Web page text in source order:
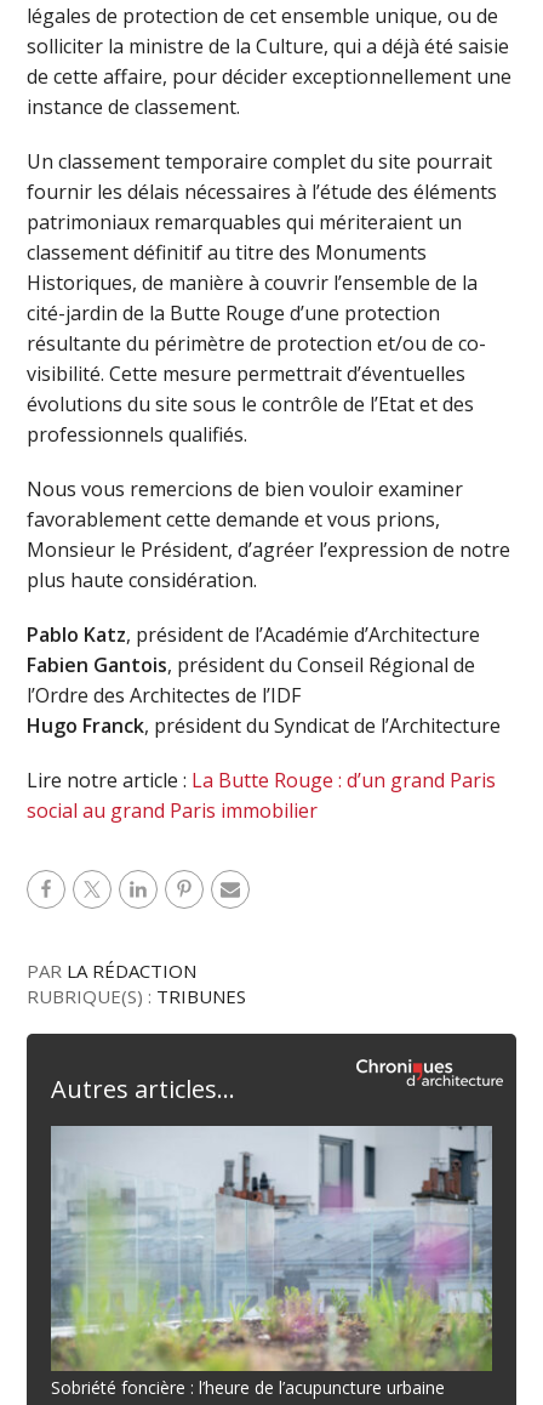
légales de protection de cet ensemble unique, ou de
solliciter la ministre de la Culture, qui a déjà été saisie
de cette affaire, pour décider exceptionnellement une
instance de classement.
Un classement temporaire complet du site pourrait
fournir les délais nécessaires à l’étude des éléments
patrimoniaux remarquables qui mériteraient un
classement définitif au titre des Monuments
Historiques, de manière à couvrir l’ensemble de la
cité-jardin de la Butte Rouge d’une protection
résultante du périmètre de protection et/ou de co-
visibilité. Cette mesure permettrait d’éventuelles
évolutions du site sous le contrôle de l’Etat et des
professionnels qualifiés.
Nous vous remercions de bien vouloir examiner
favorablement cette demande et vous prions,
Monsieur le Président, d’agréer l’expression de notre
plus haute considération.
Pablo Katz, président de l’Académie d’Architecture
Fabien Gantois, président du Conseil Régional de
l’Ordre des Architectes de l’IDF
Hugo Franck, président du Syndicat de l’Architecture
Lire notre article : La Butte Rouge : d’un grand Paris
social au grand Paris immobilier
PAR LA RÉDACTION
RUBRIQUE(S) : TRIBUNES
Autres articles...
Sobriété foncière : l’heure de l’acupuncture urbaine